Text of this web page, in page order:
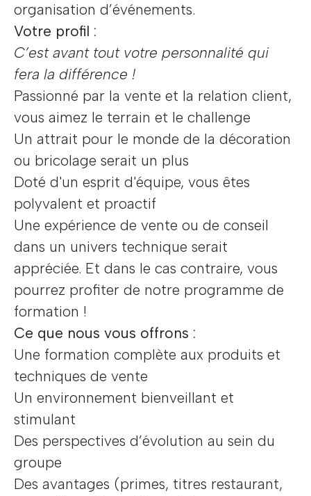
organisation d’événements.
Votre profil :
C’est avant tout votre personnalité qui
fera la différence !
Passionné par la vente et la relation client,
vous aimez le terrain et le challenge
Un attrait pour le monde de la décoration
ou bricolage serait un plus
Doté d'un esprit d'équipe, vous êtes
polyvalent et proactif
Une expérience de vente ou de conseil
dans un univers technique serait
appréciée. Et dans le cas contraire, vous
pourrez profiter de notre programme de
formation !
Ce que nous vous offrons :
Une formation complète aux produits et
techniques de vente
Un environnement bienveillant et
stimulant
Des perspectives d’évolution au sein du
groupe
Des avantages (primes, titres restaurant,